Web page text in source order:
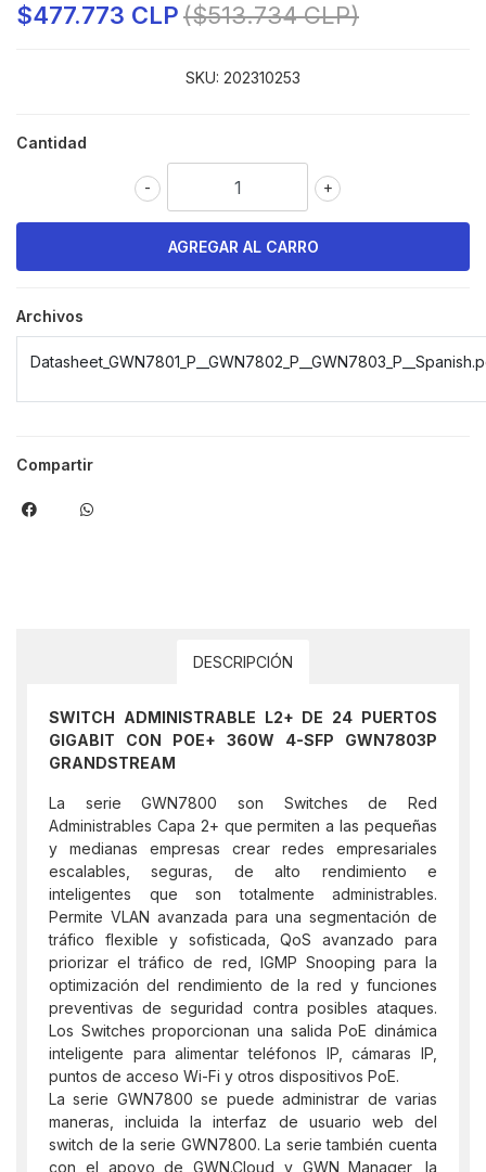
$477.773 CLP($513.734 CLP)
SKU: 202310253
Cantidad
+
-
Archivos
Compartir
DESCRIPCIÓN
SWITCH ADMINISTRABLE L2+ DE 24 PUERTOS
GIGABIT CON POE+ 360W 4-SFP GWN7803P
GRANDSTREAM
La serie GWN7800 son Switches de Red
Administrables Capa 2+ que permiten a las pequeñas
y medianas empresas crear redes empresariales
escalables, seguras, de alto rendimiento e
inteligentes que son totalmente administrables.
Permite VLAN avanzada para una segmentación de
tráfico flexible y sofisticada, QoS avanzado para
priorizar el tráfico de red, IGMP Snooping para la
optimización del rendimiento de la red y funciones
preventivas de seguridad contra posibles ataques.
Los Switches proporcionan una salida PoE dinámica
inteligente para alimentar teléfonos IP, cámaras IP,
puntos de acceso Wi-Fi y otros dispositivos PoE.
La serie GWN7800 se puede administrar de varias
maneras, incluida la interfaz de usuario web del
switch de la serie GWN7800. La serie también cuenta
con el apoyo de GWN.Cloud y GWN Manager, la